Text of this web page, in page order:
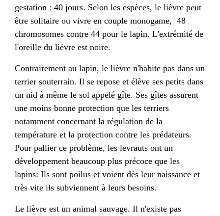
gestation : 40 jours. Selon les espèces, le lièvre peut
être solitaire ou vivre en couple monogame, 48
chromosomes contre 44 pour le lapin. L'extrémité de
l'oreille du lièvre est noire.
Contrairement au lapin, le lièvre n'habite pas dans un
terrier souterrain. Il se repose et élève ses petits dans
un nid à même le sol appelé gîte. Ses gîtes assurent
une moins bonne protection que les terriers
notamment concernant la régulation de la
température et la protection contre les prédateurs.
Pour pallier ce problème, les levrauts ont un
développement beaucoup plus précoce que les
lapins: Ils sont poilus et voient dès leur naissance et
très vite ils subviennent à leurs besoins.
Le lièvre est un animal sauvage. Il n'existe pas